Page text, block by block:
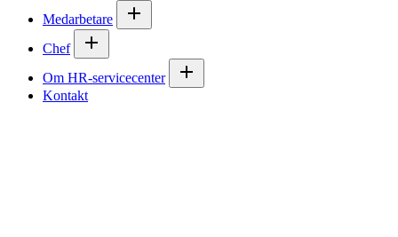
Medarbetare
Chef
Om HR-servicecenter
Kontakt